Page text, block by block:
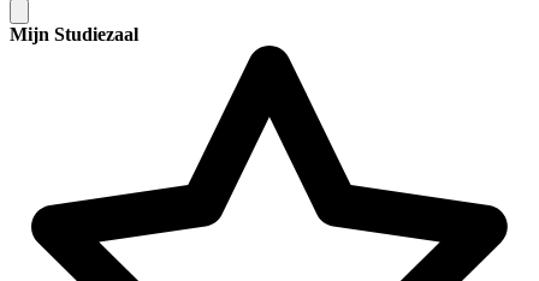
Mijn Studiezaal